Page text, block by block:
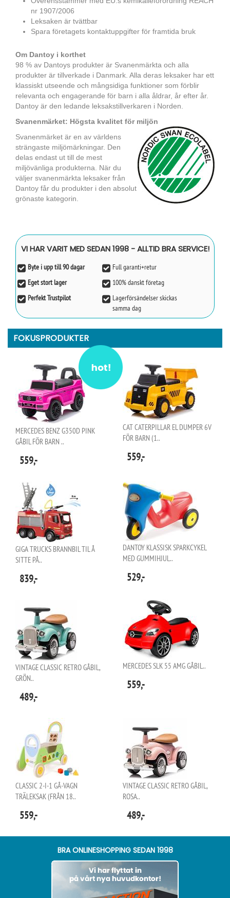
nr 1907/2006
Leksaken är tvättbar
Spara företagets kontaktuppgifter för framtida bruk
Om Dantoy i korthet
98 % av Dantoys produkter är Svanenmärkta och alla
produkter är tillverkade i Danmark. Alla deras leksaker har ett
klassiskt utseende och mångsidiga funktioner som förblir
relevanta och engagerande för barn i alla åldrar, år efter år.
Dantoy är den ledande leksakstillverkaren i Norden.
Svanenmärket: Högsta kvalitet för miljön
Svanenmärket är en av världens
strängaste miljömärkningar. Den
delas endast ut till de mest
miljövänliga produkterna. När du
väljer svanenmärkta leksaker från
Dantoy får du produkter i den absolut
grönaste kategorin.
VI HAR VARIT MED SEDAN 1998 - ALLTID BRA SERVICE!
Byte i upp till 90 dagar
Full garanti+retur
Eget stort lager
100% danskt företag
Perfekt Trustpilot
Lagerförsändelser skickas
samma dag
FOKUSPRODUKTER
MERCEDES BENZ G350D PINK
GÅBIL FÖR BARN ..
559,-
CAT CATERPILLAR EL DUMPER 6V
FÖR BARN (1..
559,-
GIGA TRUCKS BRANNBIL TIL Å
SITTE PÅ..
839,-
DANTOY KLASSISK SPARKCYKEL
MED GUMMIHJUL..
529,-
VINTAGE CLASSIC RETRO GÅBIL,
GRÖN..
489,-
MERCEDES SLK 55 AMG GÅBIL..
559,-
CLASSIC 2-I-1 GÅ-VAGN
TRÄLEKSAK (FRÅN 18..
559,-
VINTAGE CLASSIC RETRO GÅBIL,
ROSA..
489,-
BRA ONLINESHOPPING SEDAN 1998